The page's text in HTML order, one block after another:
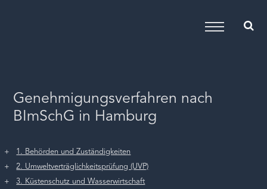
Genehmigungsverfahren nach
BImSchG in Hamburg
1. Behörden und Zuständigkeiten
2. Umweltverträglichkeitsprüfung (UVP)
3. Küstenschutz und Wasserwirtschaft